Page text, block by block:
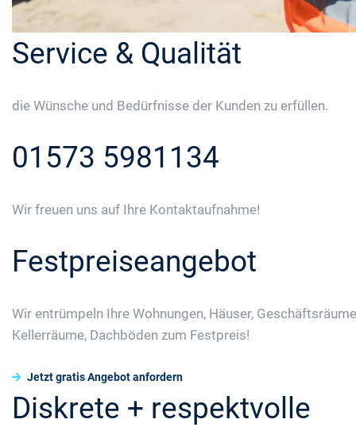
Service & Qualität
die Wünsche und Bedürfnisse der Kunden zu erfüllen.
01573 5981134
Wir freuen uns auf Ihre Kontaktaufnahme!
Festpreiseangebot
Wir entrümpeln Ihre Wohnungen, Häuser,
Kellerräume, Dachböden zum Festpreis!
Jetzt gratis Angebot anfordern
Diskrete + respektvolle